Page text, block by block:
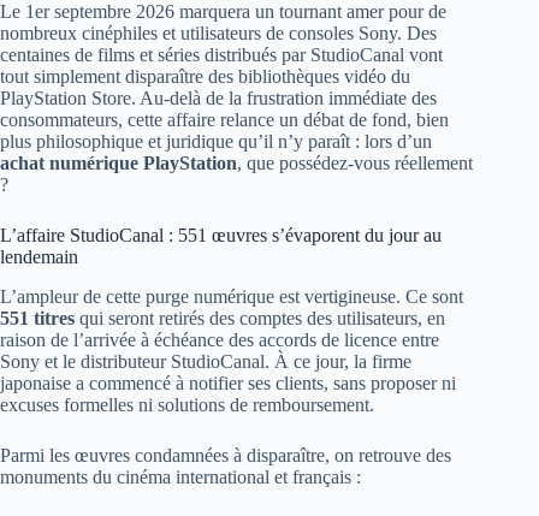
Le 1er septembre 2026 marquera un tournant amer pour de
nombreux cinéphiles et utilisateurs de consoles Sony. Des
centaines de films et séries distribués par StudioCanal vont
tout simplement disparaître des bibliothèques vidéo du
PlayStation Store. Au-delà de la frustration immédiate des
consommateurs, cette affaire relance un débat de fond, bien
plus philosophique et juridique qu’il n’y paraît : lors d’un
achat numérique PlayStation, que possédez-vous réellement
?
L’affaire StudioCanal : 551 œuvres s’évaporent du jour au
lendemain
L’ampleur de cette purge numérique est vertigineuse. Ce sont
551 titres qui seront retirés des comptes des utilisateurs, en
raison de l’arrivée à échéance des accords de licence entre
Sony et le distributeur StudioCanal. À ce jour, la firme
japonaise a commencé à notifier ses clients, sans proposer ni
excuses formelles ni solutions de remboursement.
Parmi les œuvres condamnées à disparaître, on retrouve des
monuments du cinéma international et français :